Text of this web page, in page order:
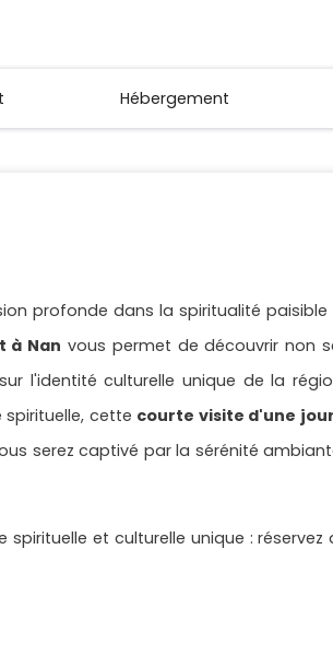
Hébergement
profonde dans la spiritualité
à Nan vous permet de découvrir non
l'identité culturelle unique de la
cette courte visite d'une
serez captivé par la sérénité
et culturelle unique :